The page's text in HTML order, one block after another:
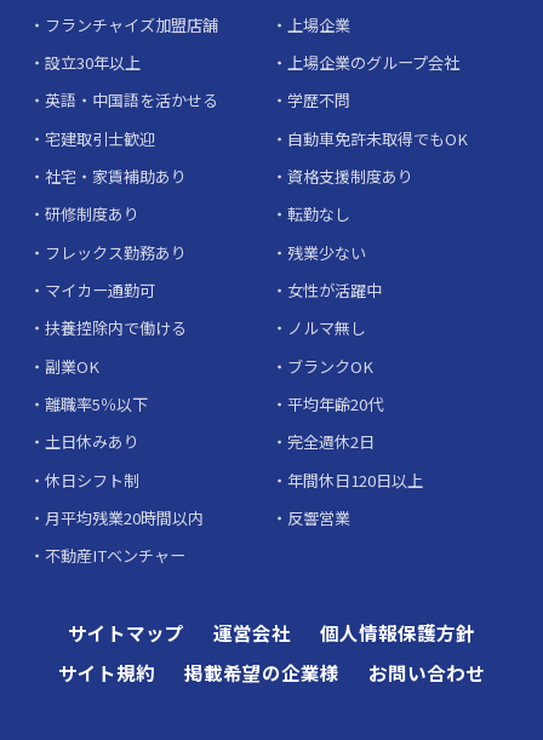
フランチャイズ加盟店舗
上場企業
設立30年以上
上場企業のグループ会社
英語・中国語を活かせる
学歴不問
宅建取引士歓迎
自動車免許未取得でもOK
社宅・家賃補助あり
資格支援制度あり
研修制度あり
転勤なし
フレックス勤務あり
残業少ない
マイカー通勤可
女性が活躍中
扶養控除内で働ける
ノルマ無し
副業OK
ブランクOK
離職率5％以下
平均年齢20代
土日休みあり
完全週休2日
休日シフト制
年間休日120日以上
月平均残業20時間以内
反響営業
不動産ITベンチャー
サイトマップ 運営会社
個人情報保護方針
サイト規約
掲載希望の企業様 お問い合わせ